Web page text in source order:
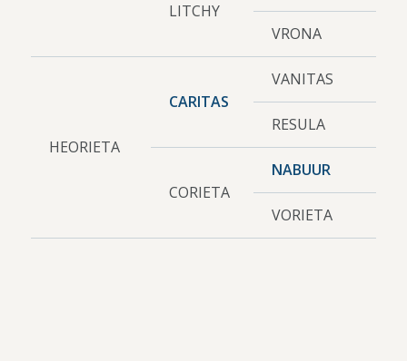
LITCHY
VRONA
HEORIETA
CARITAS
VANITAS
RESULA
CORIETA
NABUUR
VORIETA